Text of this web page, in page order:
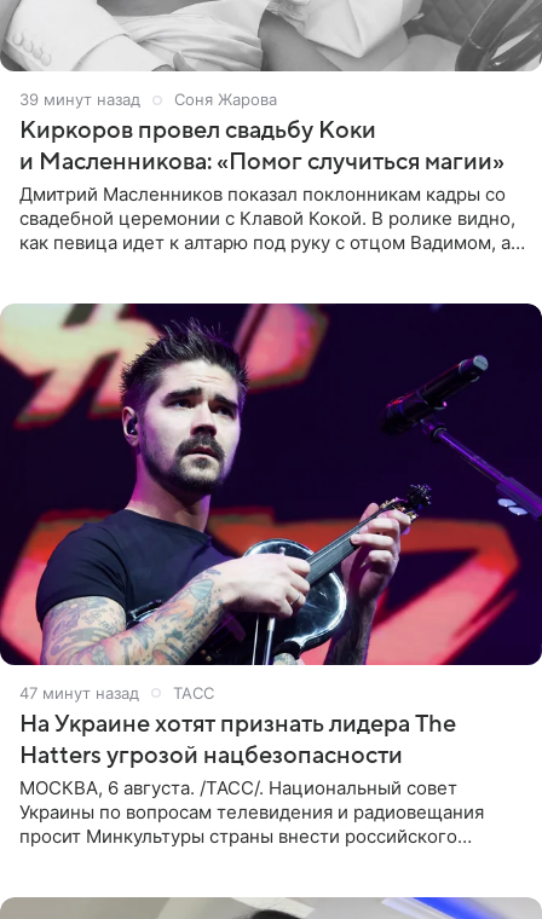
39 минут назад Соня Жарова
Киркоров провел свадьбу Коки
и Масленникова: «Помог случиться магии»
Дмитрий Масленников показал поклонникам кадры со
свадебной церемонии с Клавой Кокой. В ролике видно,
как певица идет к алтарю под руку с отцом Вадимом, а у
47 минут назад ТАСС
На Украине хотят признать лидера The
Hatters угрозой нацбезопасности
МОСКВА, 6 августа. /ТАСС/. Национальный совет
Украины по вопросам телевидения и радиовещания
просит Минкультуры страны внести российского